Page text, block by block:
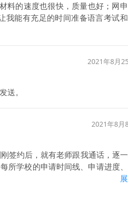
料的速度也很快，质量也好；网
我能有充足的时间准备语言考试
2021年8月
送。
2021年8月
签约后，就有老师跟我通话，逐
所学校的申请时间线、申请进度
常安心啦，在合理的规划下，只需